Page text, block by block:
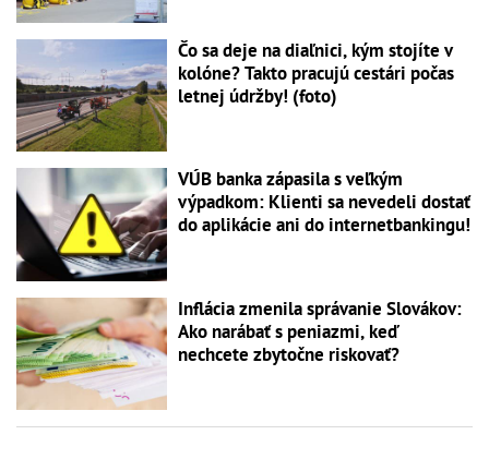
Čo sa deje na diaľnici, kým stojíte v
kolóne? Takto pracujú cestári počas
letnej údržby! (foto)
VÚB banka zápasila s veľkým
výpadkom: Klienti sa nevedeli dostať
do aplikácie ani do internetbankingu!
Inflácia zmenila správanie Slovákov:
Ako narábať s peniazmi, keď
nechcete zbytočne riskovať?